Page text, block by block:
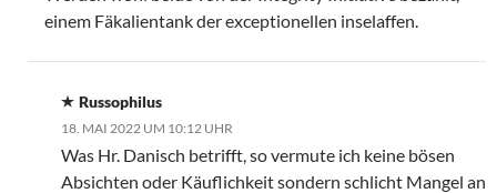
einem Fäkalientank der exceptionellen inselaffen.
Russophilus
18. MAI 2022 UM 10:12 UHR
Was Hr. Danisch betrifft, so vermute ich keine bösen
Absichten oder Käuflichkeit sondern schlicht Mangel an